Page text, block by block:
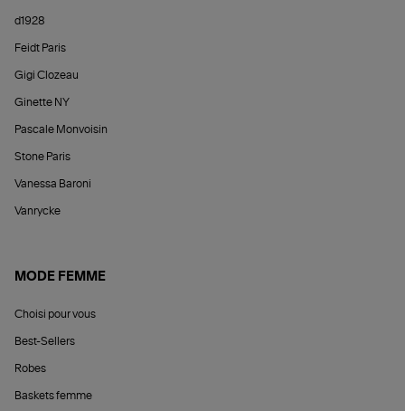
d1928
Feidt Paris
Gigi Clozeau
Ginette NY
Pascale Monvoisin
Stone Paris
Vanessa Baroni
Vanrycke
MODE FEMME
Choisi pour vous
Best-Sellers
Robes
Baskets femme